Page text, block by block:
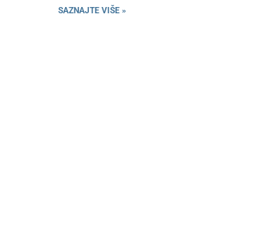
SAZNAJTE VIŠE »